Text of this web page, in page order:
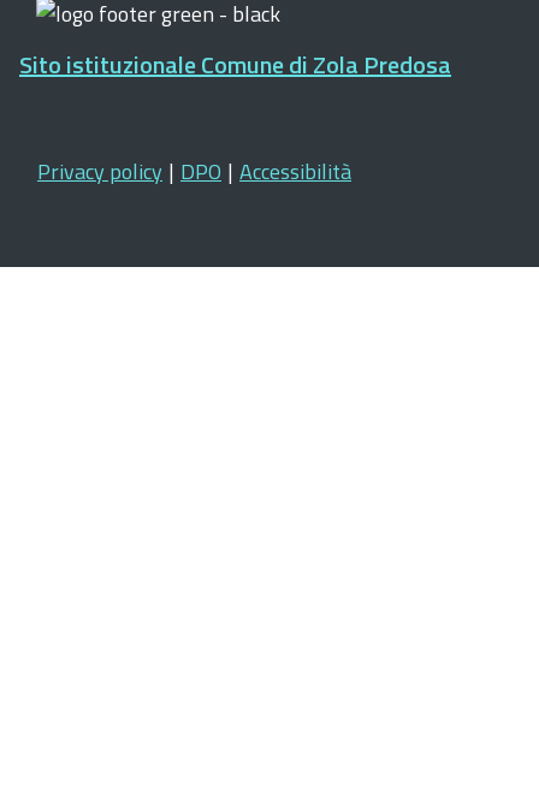
Sito istituzionale Comune di Zola Predosa
Privacy policy | DPO | Accessibilità